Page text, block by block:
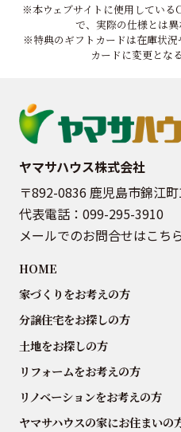
※本ウェブサイトに使用している
で、実際の仕様とは異
※特典のギフトカードは在庫状
カードに変更とな
ヤマサハウス株式会社
〒892-0836 鹿児島市錦江
代表電話： 099-295-3910
メールでのお問合せはこち
HOME
家づくりをお考えの方
分譲住宅をお探しの方
土地をお探しの方
リフォームをお考えの方
リノベーションをお考えの方
ヤマサハウスの家にお住まいの